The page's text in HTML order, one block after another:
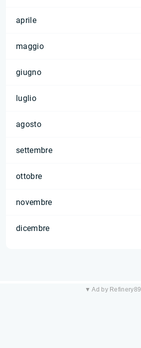
aprile
maggio
giugno
luglio
agosto
settembre
ottobre
novembre
dicembre
▼ Ad by Refinery89